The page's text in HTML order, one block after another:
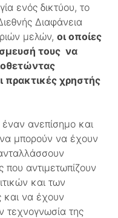
ενός δικτύου, το
Διαφάνεια
μελών,οι οποίες
τους να
πρακτικές χρηστής
έναν ανεπίσημο και
μπορούν να έχουν
που αντιμετωπίζουν
και των
και να έχουν
τεχνογνωσία της